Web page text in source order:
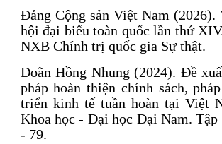
Đảng Cộng sản Việt Nam
hội đại biểu toàn quốc lần thứ
NXB Chính trị quốc gia Sự thật.
Doãn Hồng Nhung (2024). Đề
pháp hoàn thiện chính sách,
triển kinh tế tuần hoàn tại Việt
Khoa học - Đại học Đại Nam. Tập
- 79.